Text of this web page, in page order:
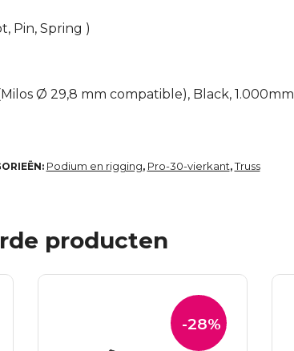
Pin, Spring )
Ø 29,8 mm compatible), Black, 1.000mm
Podium en rigging, Pro-30-vierkant,Truss
producten
-28%